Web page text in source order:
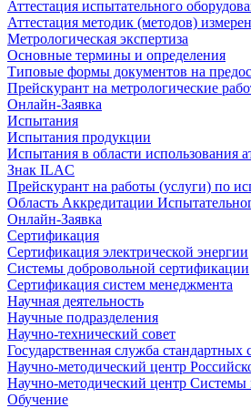
Аттестация испытательного
Аттестация методик (методов)
Метрологическая экспертиза
Основные термины и определения
Типовые формы документов на
Прейскурант на метрологические
Онлайн-Заявка
Испытания
Испытания продукции
Испытания в области использования
Знак ILAC
Прейскурант на работы (услуги) по
Область Аккредитации
Онлайн-Заявка
Сертификация
Сертификация электрической энергии
Системы добровольной сертификации
Сертификация систем менеджмента
Научная деятельность
Научные подразделения
Научно-технический совет
Государственная служба
Научно-методический центр
Научно-методический центр Системы
Обучение